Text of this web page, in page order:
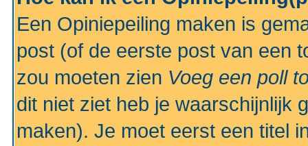
Een Opiniepeiling maken is
post (of de eerste post van een
zou moeten zien Voeg een poll
dit niet ziet heb je waarschijnlijk
maken). Je moet eerst een titel